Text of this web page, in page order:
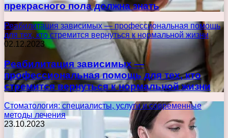
прекрасного пола должна знать
Реабилитация зависимых — профессиональная помощь
для тех, кто стремится вернуться к нормальной жизни
02.12.2023
Реабилитация зависимых —
профессиональная помощь для тех, кто
стремится вернуться к нормальной жизни
Стоматология: специалисты, услуги и современные
методы лечения
23.10.2023